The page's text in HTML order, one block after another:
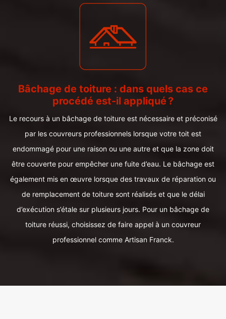
Bâchage de toiture : dans quels cas ce
procédé est-il appliqué ?
Le recours à un bâchage de toiture est nécessaire et préconisé
par les couvreurs professionnels lorsque votre toit est
endommagé pour une raison ou une autre et que la zone doit
être couverte pour empêcher une fuite d’eau. Le bâchage est
également mis en œuvre lorsque des travaux de réparation ou
de remplacement de toiture sont réalisés et que le délai
d’exécution s’étale sur plusieurs jours. Pour un bâchage de
toiture réussi, choisissez de faire appel à un couvreur
professionnel comme Artisan Franck.